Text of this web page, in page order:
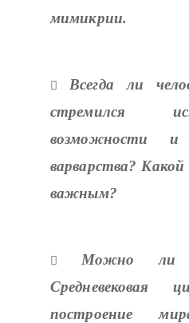
мимикрии.
 Всегда ли
стремился
возможности и
варварства?
важным?
 Можно ли
Средневековая
построение